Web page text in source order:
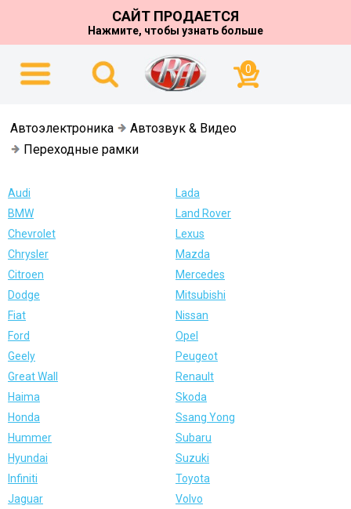
САЙТ ПРОДАЕТСЯ
Нажмите, чтобы узнать больше
0
Автоэлектроника
Автозвук & Видео
Переходные рамки
Audi
BMW
Chevrolet
Chrysler
Citroen
Dodge
Fiat
Ford
Geely
Great Wall
Haima
Honda
Hummer
Hyundai
Infiniti
Jaguar
Lada
Land Rover
Lexus
Mazda
Mercedes
Mitsubishi
Nissan
Opel
Peugeot
Renault
Skoda
Ssang Yong
Subaru
Suzuki
Toyota
Volvo